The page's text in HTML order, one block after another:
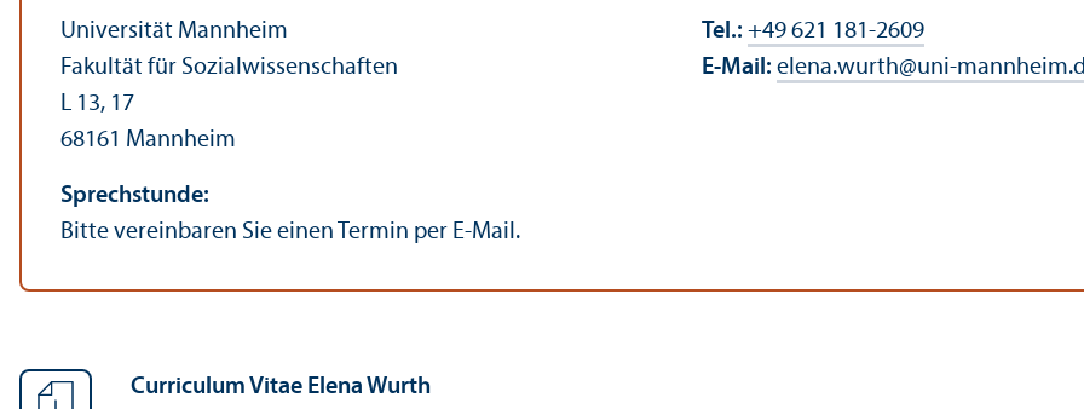
Universität Mannheim
Fakultät für Sozial­wissenschaften
L 13, 17
68161 Mannheim
Tel.: +49 621 181-2609
E-Mail: elena.wurth@uni-
Sprechstunde:
Bitte vereinbaren Sie einen Termin per E-Mail.
Curriculum Vitae Elena Wurth